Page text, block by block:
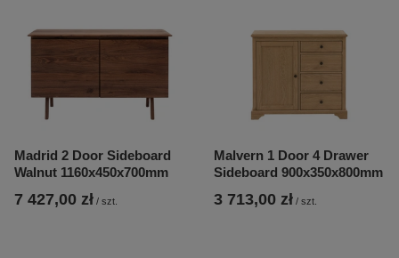
Madrid 2 Door Sideboard
Walnut 1160x450x700mm
7 427,00 zł / szt.
Malvern 1 Door 4 Drawer
Sideboard 900x350x800mm
3 713,00 zł / szt.